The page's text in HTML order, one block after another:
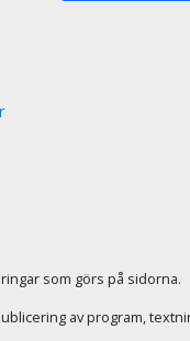
som görs på sidorna.
av program,